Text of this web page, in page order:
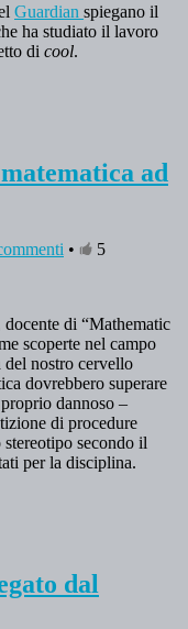
Guardian spiegano il
ha studiato il lavoro
di cool.
ad
•
5
docente di “Mathematic
scoperte nel campo
del nostro cervello
dovrebbero superare
dannoso –
di procedure
secondo il
per la disciplina.
dal